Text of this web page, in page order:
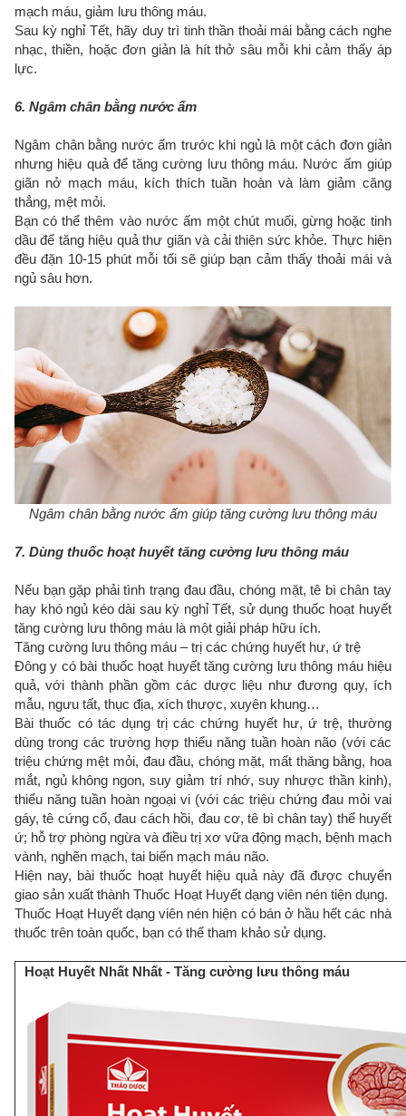
mạch máu, giảm lưu thông máu.
Sau kỳ nghỉ Tết, hãy duy trì tinh thần thoải mái bằng cách nghe
nhạc, thiền, hoặc đơn giản là hít thở sâu mỗi khi cảm thấy áp
lực.
6. Ngâm chân bằng nước ấm
Ngâm chân bằng nước ấm trước khi ngủ là một cách đơn giản
nhưng hiệu quả để tăng cường lưu thông máu. Nước ấm giúp
giãn nở mạch máu, kích thích tuần hoàn và làm giảm căng
thẳng, mệt mỏi.
Bạn có thể thêm vào nước ấm một chút muối, gừng hoặc tinh
dầu để tăng hiệu quả thư giãn và cải thiện sức khỏe. Thực hiện
đều đặn 10-15 phút mỗi tối sẽ giúp bạn cảm thấy thoải mái và
ngủ sâu hơn.
Ngâm chân bằng nước ấm giúp tăng cường lưu thông máu
7. Dùng thuốc hoạt huyết tăng cường lưu thông máu
Nếu bạn gặp phải tình trạng đau đầu, chóng mặt, tê bì chân tay
hay khó ngủ kéo dài sau kỳ nghỉ Tết, sử dụng thuốc hoạt huyết
tăng cường lưu thông máu là một giải pháp hữu ích.
Tăng cường lưu thông máu – trị các chứng huyết hư, ứ trệ
Đông y có bài thuốc hoạt huyết tăng cường lưu thông máu hiệu
quả, với thành phần gồm các dược liệu như đương quy, ích
mẫu, ngưu tất, thục địa, xích thược, xuyên khung…
Bài thuốc có tác dụng trị các chứng huyết hư, ứ trệ, thường
dùng trong các trường hợp thiểu năng tuần hoàn não (với các
triệu chứng mệt mỏi, đau đầu, chóng mặt, mất thăng bằng, hoa
mắt, ngủ không ngon, suy giảm trí nhớ, suy nhược thần kinh),
thiểu năng tuần hoàn ngoại vi (với các triệu chứng đau mỏi vai
gáy, tê cứng cổ, đau cách hồi, đau cơ, tê bì chân tay) thể huyết
ứ; hỗ trợ phòng ngừa và điều trị xơ vữa động mạch, bệnh mạch
vành, nghẽn mạch, tai biến mạch máu não.
Hiện nay, bài thuốc hoạt huyết hiệu quả này đã được chuyển
giao sản xuất thành Thuốc Hoạt Huyết dạng viên nén tiện dụng.
Thuốc Hoạt Huyết dạng viên nén hiện có bán ở hầu hết các nhà
thuốc trên toàn quốc, bạn có thể tham khảo sử dụng.
Hoạt Huyết Nhất Nhất - Tăng cường lưu thông máu